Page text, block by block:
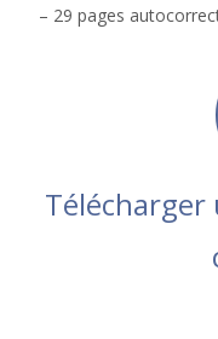
– 29 pages
Télécharger